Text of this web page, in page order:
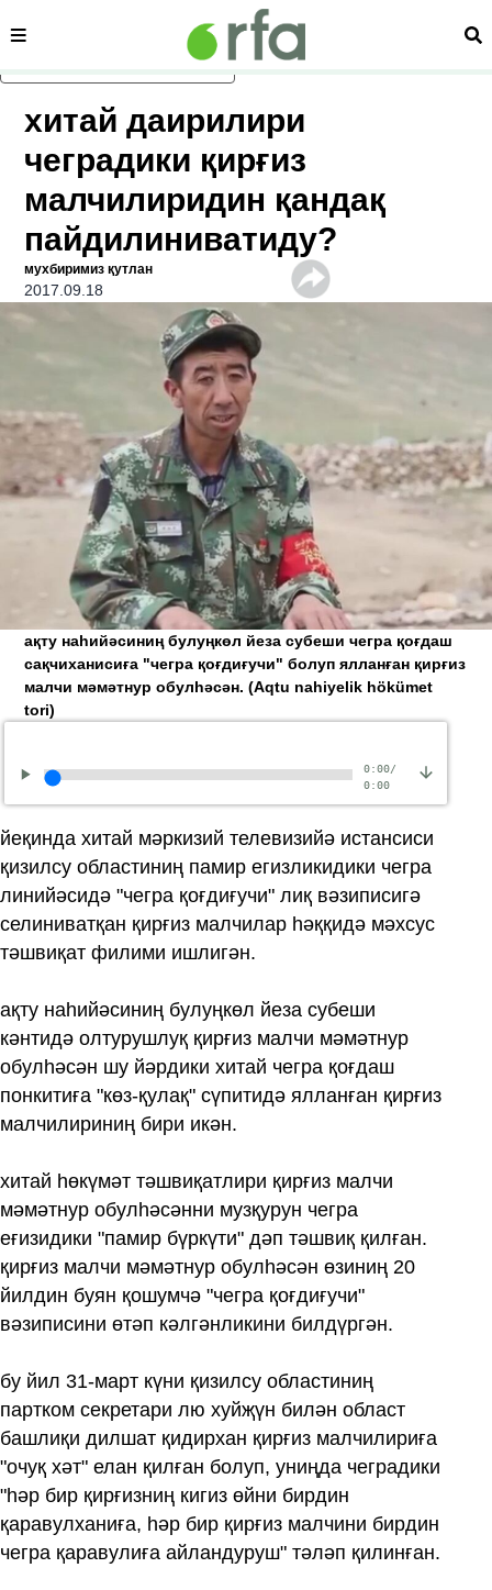
асаслиқ мәзмунға атлаң
сәһипә
хитай даирилири
чеградики қирғиз
малчилиридин қандақ
пайдилиниватиду?
мухбиримиз қутлан
2017.09.18
ақту наһийәсиниң булуңкөл йеза субеши чегра қоғдаш
сақчиханисиға "чегра қоғдиғучи" болуп ялланған қирғиз
малчи мәмәтнур обулһәсән.(Aqtu nahiyelik hökümet
tori)
0:00/
0:00
йеқинда хитай мәркизий телевизийә истансиси
қизилсу областиниң памир егизликидики чегра
линийәсидә "чегра қоғдиғучи" лиқ вәзиписигә
селиниватқан қирғиз малчилар һәққидә мәхсус
тәшвиқат филими ишлигән.
ақту наһийәсиниң булуңкөл йеза субеши
кәнтидә олтурушлуқ қирғиз малчи мәмәтнур
обулһәсән шу йәрдики хитай чегра қоғдаш
понкитиға "көз-қулақ" сүпитидә ялланған қирғиз
малчилириниң бири икән.
хитай һөкүмәт тәшвиқатлири қирғиз малчи
мәмәтнур обулһәсәнни музқурун чегра
еғизидики "памир бүркүти" дәп тәшвиқ қилған.
қирғиз малчи мәмәтнур обулһәсән өзиниң 20
йилдин буян қошумчә "чегра қоғдиғучи"
вәзиписини өтәп кәлгәнликини билдүргән.
бу йил 31-март күни қизилсу областиниң
партком секретари лю хуйҗүн билән област
башлиқи дилшат қидирхан қирғиз малчилириға
"очуқ хәт" елан қилған болуп, униңда чеградики
"һәр бир қирғизниң кигиз өйни бирдин
қаравулханиға, һәр бир қирғиз малчини бирдин
чегра қаравулиға айландуруш" тәләп қилинған.